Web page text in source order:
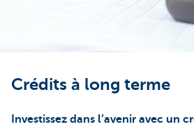
Crédits à long terme
Investissez dans l’avenir avec un